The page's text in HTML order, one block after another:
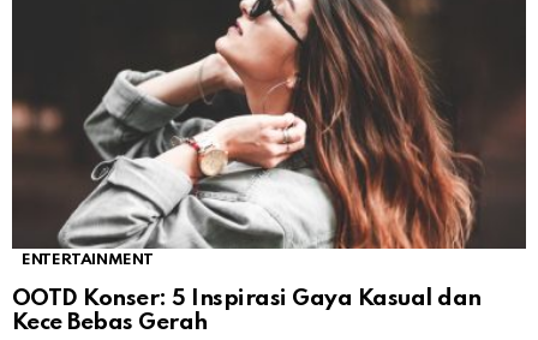
ENTERTAINMENT
OOTD Konser: 5 Inspirasi Gaya Kasual dan
Kece Bebas Gerah